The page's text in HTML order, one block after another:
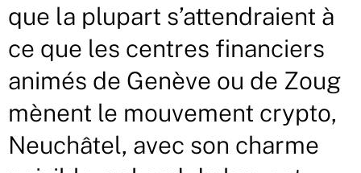
que la plupart s’attendraient à
ce que les centres financiers
animés de Genève ou de Zoug
mènent le mouvement crypto,
Neuchâtel, avec son charme